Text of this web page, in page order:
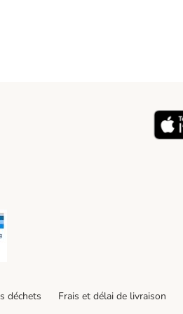
déchets Frais et délai de livraison